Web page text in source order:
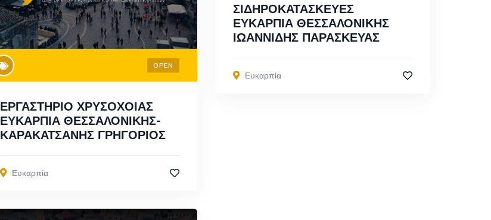
OPEN
ΕΡΓΑΣΤΗΡΙΟ ΧΡΥΣΟΧΟΙΑΣ
ΕΥΚΑΡΠΙΑ ΘΕΣΣΑΛΟΝΙΚΗΣ-
ΚΑΡΑΚΑΤΣΑΝΗΣ ΓΡΗΓΟΡΙΟΣ
Ευκαρπία
ΣΙΔΗΡΟΚΑΤΑΣΚΕΥΕΣ
ΕΥΚΑΡΠΙΑ ΘΕΣΣΑΛΟΝΙΚΗΣ
ΙΩΑΝΝΙΔΗΣ ΠΑΡΑΣΚΕΥΑΣ
Ευκαρπία